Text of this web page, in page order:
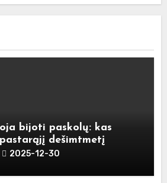
bijoti paskolų: kas
dešimtmetį
2025-12-30